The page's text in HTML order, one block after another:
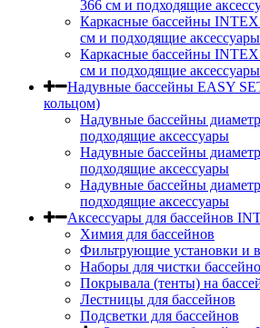
366 см и подходящие
Каркасные бассейны
cм и подходящие аксессуары
Каркасные бассейны
см и подходящие аксессуары
Надувные бассейны EASY
кольцом)
Надувные бассейны
подходящие аксессуары
Надувные бассейны
подходящие аксессуары
Надувные бассейны
подходящие аксессуары
Аксессуары для бассейнов
Химия для бассейнов
Фильтрующие установки и
Наборы для чистки
Покрывала (тенты) на
Лестницы для бассейнов
Подсветки для бассейнов